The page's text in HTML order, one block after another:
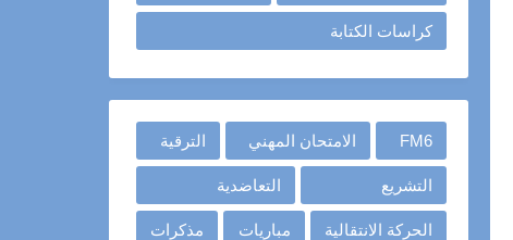
كراسات الكتابة
FM6 الامتحان المهني الترقية
التشريع التعاضدية
الحركة الانتقالية مباريات مذكرات